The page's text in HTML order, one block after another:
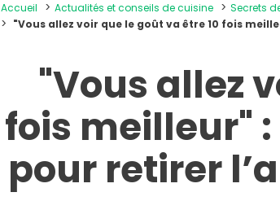
Accueil Actualités et conseils de cuisine
Secrets
"Vous allez voir que le goût va être 10 fois
"Vous allez
fois meilleur"
pour retirer